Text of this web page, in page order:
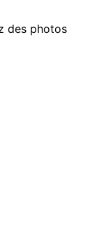
des photos